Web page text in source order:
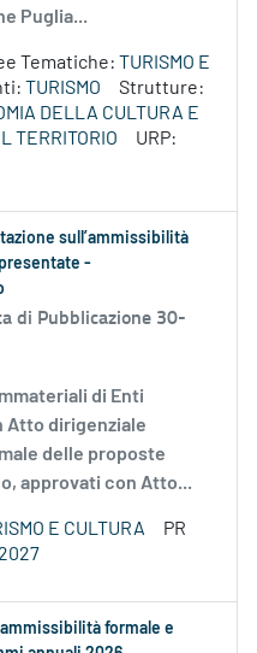
Puglia...
Tematiche: TURISMO E
TURISMO
Strutture:
DELLA CULTURA E
TERRITORIO
URP:
sull’ammissibilità
-
di Pubblicazione 30-
di Enti
Atto dirigenziale
delle proposte
approvati con Atto...
E CULTURA
PR
formale e